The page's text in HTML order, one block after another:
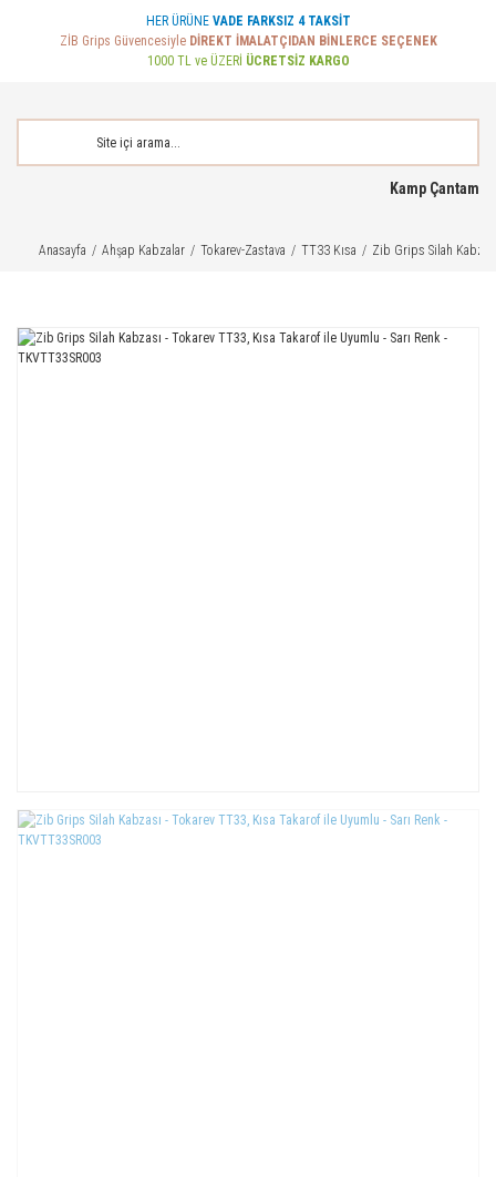
HER ÜRÜNE VADE FARKSIZ 4 TAKSİT
ZİB Grips Güvencesiyle DİREKT İMALATÇIDAN BİNLERCE SEÇENEK
1000 TL ve ÜZERİ ÜCRETSİZ KARGO
Kamp Çantam
Anasayfa Ahşap Kabzalar Tokarev-Zastava TT33 Kısa Zib Grips Silah